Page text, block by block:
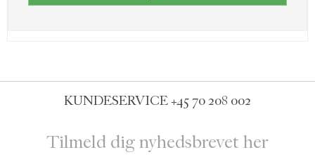
KUNDESERVICE+45 70 208 002
Tilmeld dig nyhedsbrevet her